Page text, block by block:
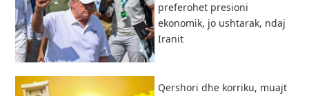
preferohet presioni
ekonomik, jo ushtarak, ndaj
Iranit
Qershori dhe korriku, muajt